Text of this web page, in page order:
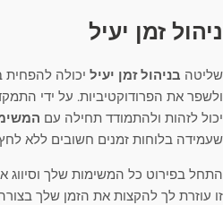
ניהול זמן יעיל
שליטה בניהול זמן יעיל יכולה
ולשפר את הפרודוקטיביות. על ידי
יכול לזהות ולהתמודד תחילה עם
שעמידה בלוחות זמנים חשובים ללא
התחל בפירוט כל המשימות שלך וסיווג
זו עוזרת לך להקצות את הזמן שלך